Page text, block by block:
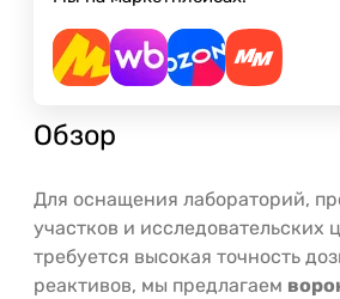
Обзор
Для оснащения лабораторий,
участков и исследовательских
требуется высокая точность
реактивов, мы предлагаем